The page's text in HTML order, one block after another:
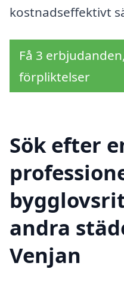
kostnadseffektivt
Få 3
förpliktelser
Sök efter
andra
Venjan